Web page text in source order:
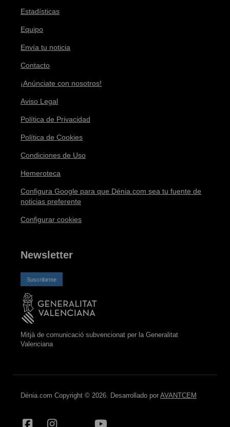
Estadísticas
Equipo
Envía tu noticia
Contacto
¡Anúnciate con nosotros!
Aviso Legal
Política de Privacidad
Política de Cookies
Condiciones de Uso
Hemeroteca
Configura Google para que Dénia.com sea tu fuente de
noticias preferente
Configurar cookies
Newsletter
Suscribirme
Mitjà de comunicació subvencionat per la Generalitat
Valenciana
Dénia.com Copyright © 2026. Desarrollado por AVANTCEM